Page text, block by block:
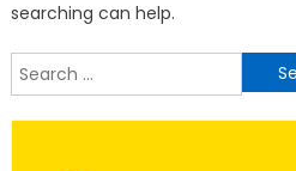
searching can help.